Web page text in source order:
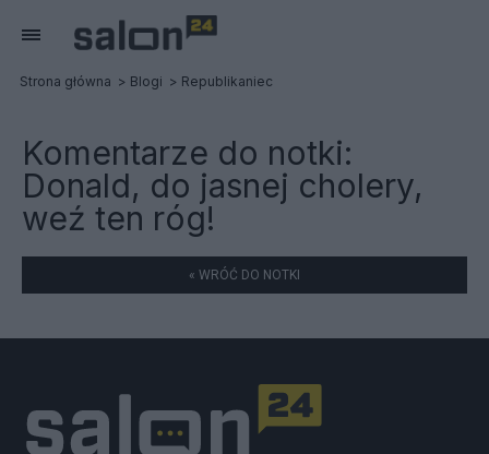
Strona główna Blogi Republikaniec
Komentarze do notki:
Donald, do jasnej cholery,
weź ten róg!
« WRÓĆ DO NOTKI